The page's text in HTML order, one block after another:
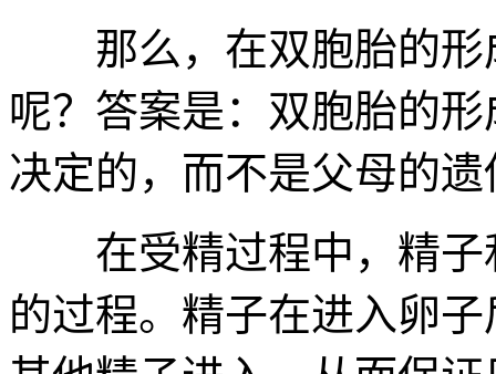
那么，在双胞胎的形
呢？答案是：双胞胎的
决定的，而不是父母的
在受精过程中，精子
的过程。精子在进入卵